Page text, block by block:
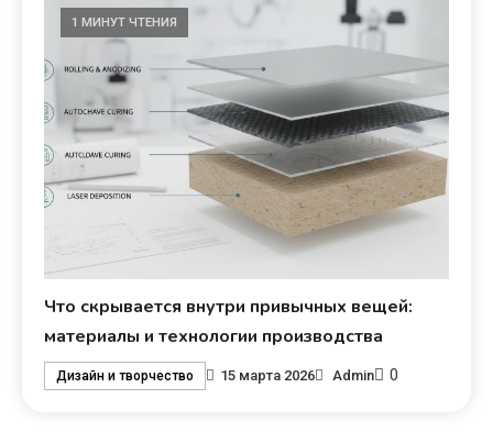
1 МИНУТ ЧТЕНИЯ
Что скрывается внутри привычных вещей:
материалы и технологии производства
Дизайн и творчество 15 марта 2026 Admin 0